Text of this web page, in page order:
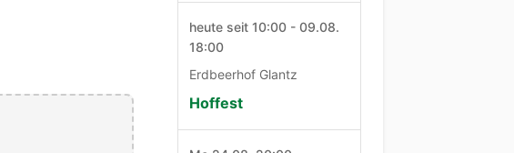
heute seit 10:00 - 09.08.
18:00
Erdbeerhof Glantz
Hoffest